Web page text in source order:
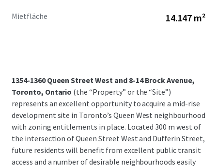
Mietfläche 14.147 m²
1354-1360 Queen Street West and 8-14 Brock Avenue,
Toronto, Ontario (the “Property” or the “Site”)
represents an excellent opportunity to acquire a mid-rise
development site in Toronto’s Queen West neighbourhood
with zoning entitlements in place. Located 300 m west of
the intersection of Queen Street West and Dufferin Street,
future residents will benefit from excellent public transit
access and a number of desirable neighbourhoods easily